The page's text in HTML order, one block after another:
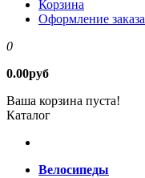
Корзина
Оформление заказа
0
0.00руб
Ваша корзина пуста!
Каталог
Велосипеды